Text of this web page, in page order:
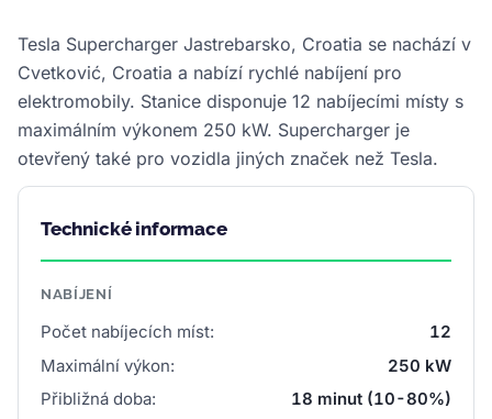
Tesla Supercharger Jastrebarsko, Croatia se nachází v
Cvetković, Croatia a nabízí rychlé nabíjení pro
elektromobily. Stanice disponuje 12 nabíjecími místy s
maximálním výkonem 250 kW. Supercharger je
otevřený také pro vozidla jiných značek než Tesla.
Technické informace
NABÍJENÍ
Počet nabíjecích míst:
12
Maximální výkon:
250 kW
Přibližná doba:
18 minut (10-80%)